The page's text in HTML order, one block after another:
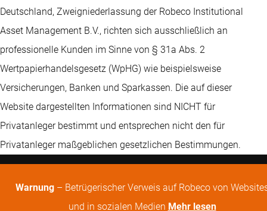
Deutschland, Zweigniederlassung der Robeco Institutional
Asset Management B.V., richten sich ausschließlich an
professionelle Kunden im Sinne von § 31a Abs. 2
Wertpapierhandelsgesetz (WpHG) wie beispielsweise
Versicherungen, Banken und Sparkassen. Die auf dieser
Website dargestellten Informationen sind NICHT für
Privatanleger bestimmt und entsprechen nicht den für
Privatanleger maßgeblichen gesetzlichen Bestimmungen.
Warnung – Betrügerischer Verweis auf Robeco von
und in sozialen Medien Mehr lesen